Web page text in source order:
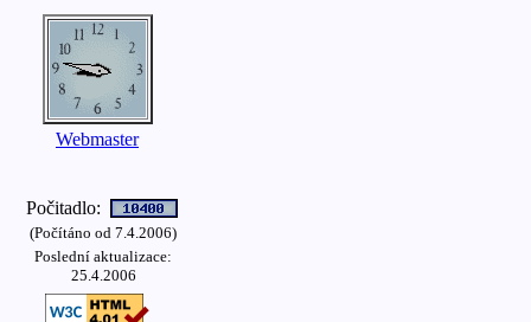
Webmaster
Počitadlo:
(Počítáno od 7.4.2006)
Poslední aktualizace:
25.4.2006